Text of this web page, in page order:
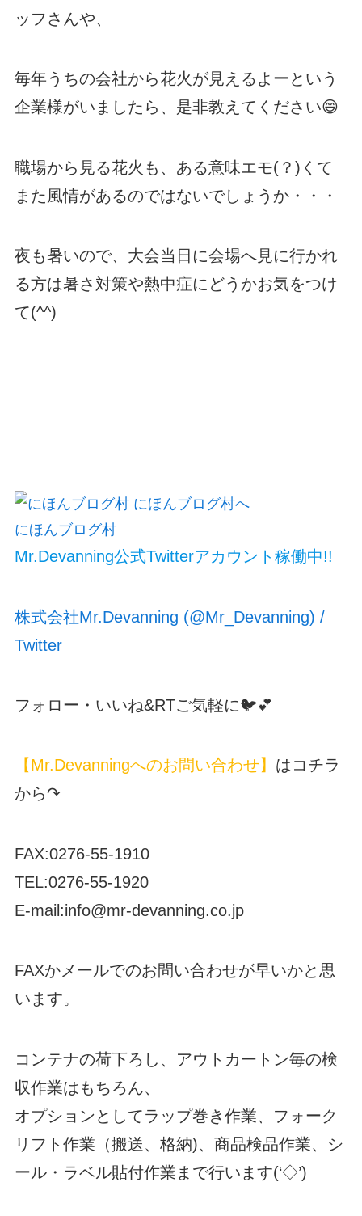
ッフさんや、
毎年うちの会社から花火が見えるよーという
企業様がいましたら、是非教えてください😄
職場から見る花火も、ある意味エモ(？)くて
また風情があるのではないでしょうか・・・
夜も暑いので、大会当日に会場へ見に行かれ
る方は暑さ対策や熱中症にどうかお気をつけ
て(^^)
にほんブログ村
Mr.Devanning公式Twitterアカウント稼働中!!
株式会社Mr.Devanning (@Mr_Devanning) /
Twitter
フォロー・いいね&RTご気軽に🐦💕
【Mr.Devanningへのお問い合わせ】 はコチラ
から↷
FAX:0276-55-1910
TEL:0276-55-1920
E-mail:info@mr-devanning.co.jp
FAXかメールでのお問い合わせが早いかと思
います。
コンテナの荷下ろし、アウトカートン毎の検
収作業はもちろん、
オプションとしてラップ巻き作業、フォーク
リフト作業（搬送、格納)、商品検品作業、シ
ール・ラベル貼付作業まで行います(‘◇’)ゞ